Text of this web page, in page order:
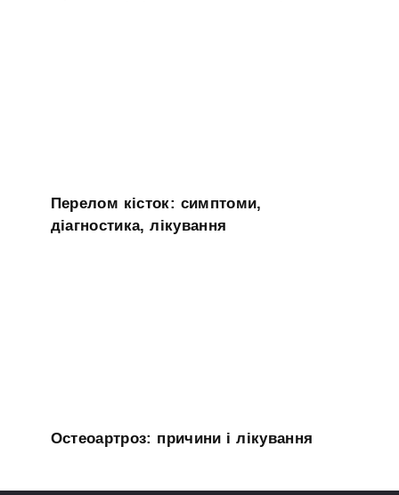
Перелом кісток: симптоми,
діагностика, лікування
Остеоартроз: причини і лікування